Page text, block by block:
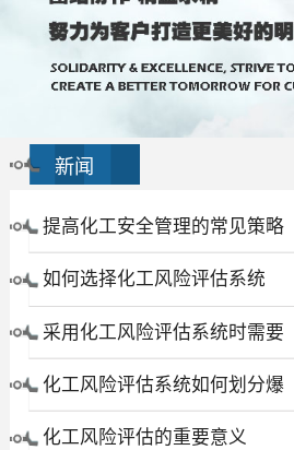
新闻
提高化工安全管理的常见策略
有哪些
如何选择化工风险评估系统
采用化工风险评估系统时需要
注意哪些事项
化工风险评估系统如何划分爆
炸危险区域
化工风险评估的重要意义